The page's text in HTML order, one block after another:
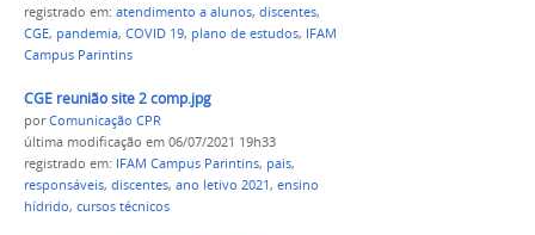
registrado em: atendimento a alunos, discentes,
CGE, pandemia, COVID 19, plano de estudos, IFAM
Campus Parintins
CGE reunião site 2 comp.jpg
porComunicação CPR
última modificação em 06/07/2021 19h33
registrado em: IFAM Campus Parintins, pais,
responsáveis, discentes, ano letivo 2021, ensino
hídrido, cursos técnicos